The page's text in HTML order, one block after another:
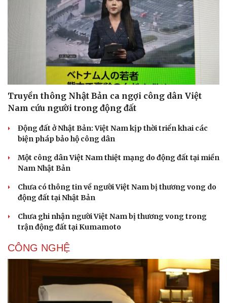
Truyền thông Nhật Bản ca ngợi công dân Việt
Nam cứu người trong động đất
Động đất ở Nhật Bản: Việt Nam kịp thời triển khai các
biện pháp bảo hộ công dân
Một công dân Việt Nam thiệt mạng do động đất tại miền
Nam Nhật Bản
Chưa có thông tin về người Việt Nam bị thương vong do
động đất tại Nhật Bản
Chưa ghi nhận người Việt Nam bị thương vong trong
trận động đất tại Kumamoto
CÔNG NGHỆ